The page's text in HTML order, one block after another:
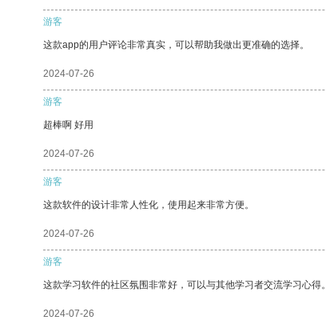
游客
这款app的用户评论非常真实，可以帮助我做出更准确的选择。
2024-07-26
游客
超棒啊 好用
2024-07-26
游客
这款软件的设计非常人性化，使用起来非常方便。
2024-07-26
游客
这款学习软件的社区氛围非常好，可以与其他学习者交流学习心得。
2024-07-26